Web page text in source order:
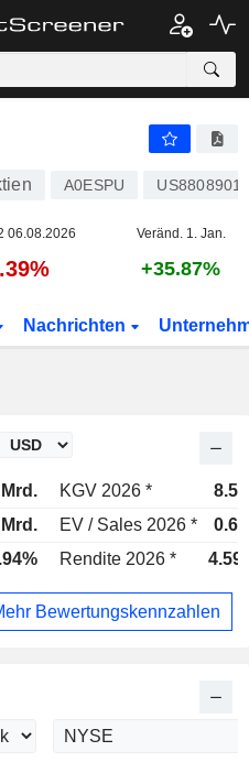
A0ESPU
06.08.2026 Veränd. 1. Jan.
+35.87%
Nachrichten
KGV 2026 *
EV / Sales 2026 *
Rendite 2026 *
Bewertungskennzahlen